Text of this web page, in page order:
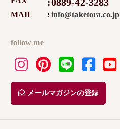
MAIL info@taketora.co.jp
follow me
メールマガジンの登録